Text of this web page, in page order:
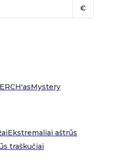
€
Mystery
Ekstremaliai aštrūs
traškučiai